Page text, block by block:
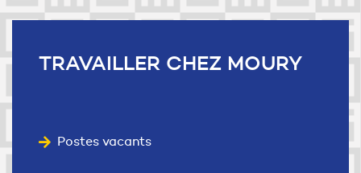
TRAVAILLER CHEZ MOURY
Postes vacants